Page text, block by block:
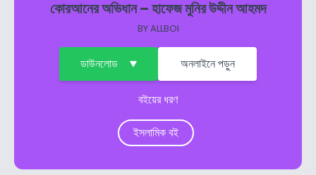
কোরআনের অভিধান – হাফেজ মুনির উদ্দীন আহমদ
BYALLBOI
ডাউনলোড অনলাইনে পড়ুন
বইয়ের ধরণ
ইসলামিক বই